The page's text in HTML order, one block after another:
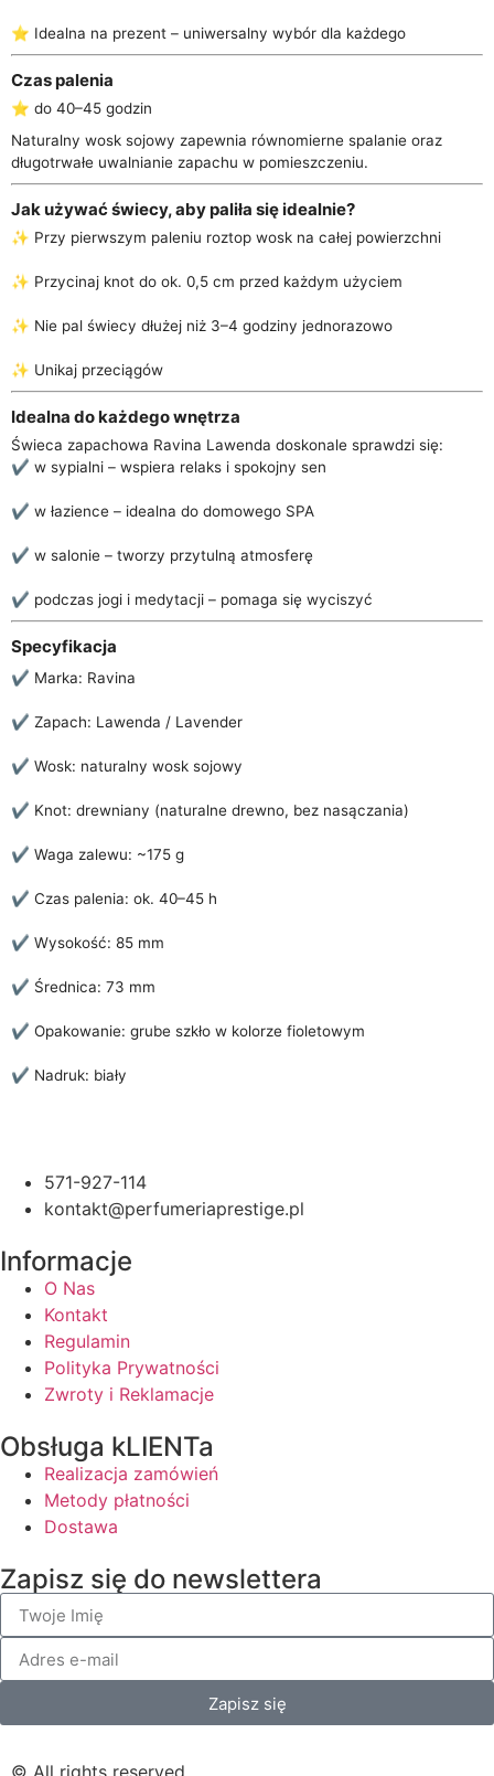
⭐ Idealna na prezent – uniwersalny wybór dla każdego
Czas palenia
⭐ do 40–45 godzin
Naturalny wosk sojowy zapewnia równomierne spalanie oraz
długotrwałe uwalnianie zapachu w pomieszczeniu.
Jak używać świecy, aby paliła się idealnie?
✨ Przy pierwszym paleniu roztop wosk na całej powierzchni
✨ Przycinaj knot do ok. 0,5 cm przed każdym użyciem
✨ Nie pal świecy dłużej niż 3–4 godziny jednorazowo
✨ Unikaj przeciągów
Idealna do każdego wnętrza
Świeca zapachowa Ravina Lawenda doskonale sprawdzi się:
✔️ w sypialni – wspiera relaks i spokojny sen
✔️ w łazience – idealna do domowego SPA
✔️ w salonie – tworzy przytulną atmosferę
✔️ podczas jogi i medytacji – pomaga się wyciszyć
Specyfikacja
✔️ Marka: Ravina
✔️ Zapach: Lawenda / Lavender
✔️ Wosk: naturalny wosk sojowy
✔️ Knot: drewniany (naturalne drewno, bez nasączania)
✔️ Waga zalewu: ~175 g
✔️ Czas palenia: ok. 40–45 h
✔️ Wysokość: 85 mm
✔️ Średnica: 73 mm
✔️ Opakowanie: grube szkło w kolorze fioletowym
✔️ Nadruk: biały
571-927-114
kontakt@perfumeriaprestige.pl
Informacje
O Nas
Kontakt
Regulamin
Polityka Prywatności
Zwroty i Reklamacje
Obsługa kLIENTa
Realizacja zamówień
Metody płatności
Dostawa
Zapisz się do newslettera
Zapisz się